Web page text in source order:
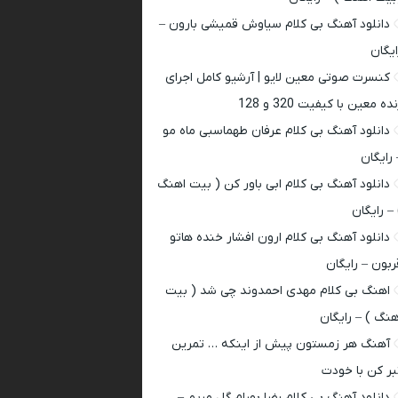
دانلود آهنگ بی کلام سیاوش قمیشی بارون –
کنسرت صوتی معین لایو | آرشیو کامل اجرای
معین با کیفیت 320 و 128
دانلود آهنگ بی کلام عرفان طهماسبی ماه مو
رایگان
دانلود آهنگ بی کلام ابی باور کن ( بیت اهنگ
– رایگان
دانلود آهنگ بی کلام ارون افشار خنده هاتو
– رایگان
اهنگ بی کلام مهدی احمدوند چی شد ( بیت
) – رایگان
آهنگ هر زمستون پیش از اینکه … تمرین
کن با خودت